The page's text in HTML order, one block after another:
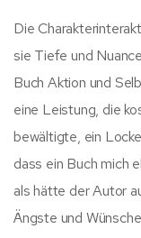
Die
sie Tiefe und
Buch Aktion und
eine Leistung, die
bewältigte, ein
dass ein Buch mich
als hätte der Autor
Ängste und